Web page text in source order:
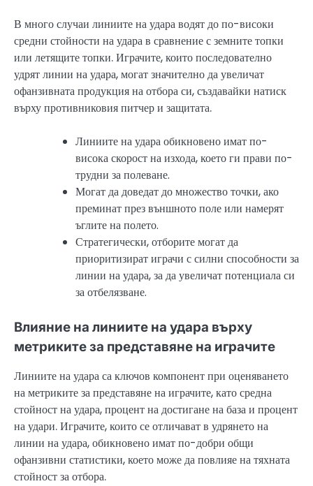
В много случаи линиите на удара водят до по-високи
средни стойности на удара в сравнение с земните топки
или летящите топки. Играчите, които последователно
удрят линии на удара, могат значително да увеличат
офанзивната продукция на отбора си, създавайки натиск
върху противниковия питчер и защитата.
Линиите на удара обикновено имат по-
висока скорост на изхода, което ги прави по-
трудни за полеване.
Могат да доведат до множество точки, ако
преминат през външното поле или намерят
ъглите на полето.
Стратегически, отборите могат да
приоритизират играчи с силни способности за
линии на удара, за да увеличат потенциала си
за отбелязване.
Влияние на линиите на удара върху
метриките за представяне на играчите
Линиите на удара са ключов компонент при оценяването
на метриките за представяне на играчите, като средна
стойност на удара, процент на достигане на база и процент
на удари. Играчите, които се отличават в удрянето на
линии на удара, обикновено имат по-добри общи
офанзивни статистики, което може да повлияе на тяхната
стойност за отбора.